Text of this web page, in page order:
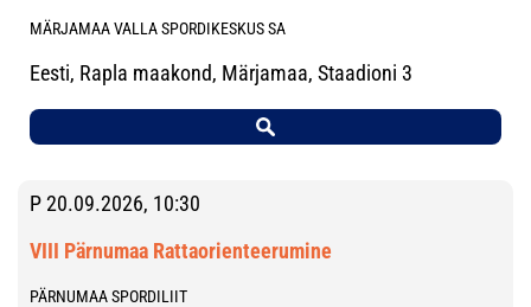
MÄRJAMAA VALLA SPORDIKESKUS SA
Eesti, Rapla maakond, Märjamaa, Staadioni 3
P 20.09.2026, 10:30
VIII Pärnumaa Rattaorienteerumine
PÄRNUMAA SPORDILIIT